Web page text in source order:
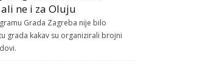
ne i za Oluju
Grada Zagreba nije bilo
grada kakav su organizirali brojni